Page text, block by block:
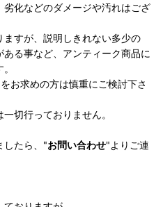
化などのダメージや汚れはござ
すが、説明しきれない多少の
る事など、アンティーク商品に
お求めの方は慎重にご検討下さ
切行っておりません。
したら、"お問い合わせ"よりご連